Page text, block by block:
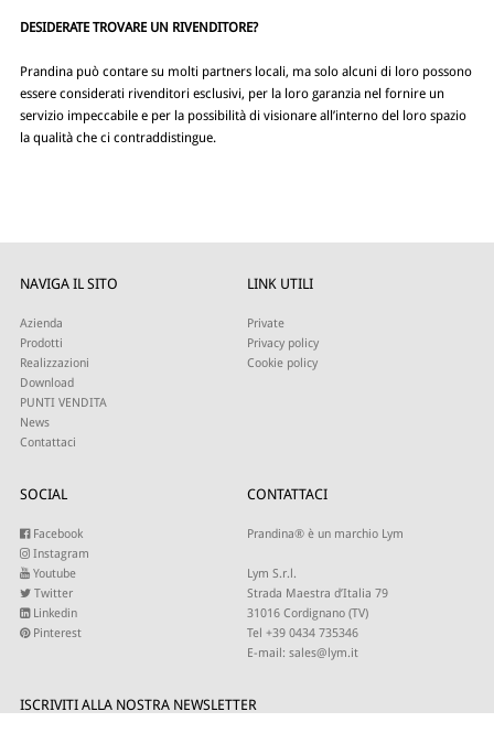
DESIDERATE TROVARE UN RIVENDITORE?
Prandina può contare su molti partners locali, ma solo alcuni di loro possono
essere considerati rivenditori esclusivi, per la loro garanzia nel fornire un
servizio impeccabile e per la possibilità di visionare all’interno del loro spazio
la qualità che ci contraddistingue.
NAVIGA IL SITO
Azienda
Prodotti
Realizzazioni
Download
PUNTI VENDITA
News
Contattaci
LINK UTILI
Private
Privacy policy
Cookie policy
SOCIAL
Facebook
Instagram
Youtube
Twitter
Linkedin
Pinterest
CONTATTACI
Prandina® è un marchio Lym
Lym S.r.l.
Strada Maestra d’Italia 79
31016 Cordignano (TV)
Tel +39 0434 735346
E-mail: sales@lym.it
ISCRIVITI ALLA NOSTRA NEWSLETTER